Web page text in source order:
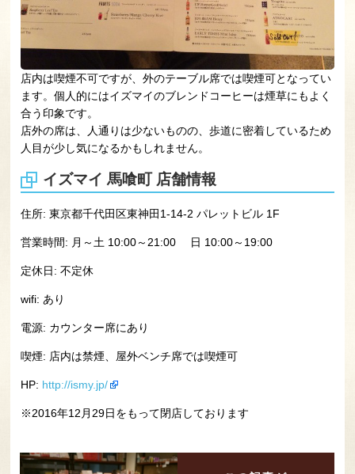
店内は喫煙不可ですが、外のテーブル席では喫煙可となってい
ます。個人的にはイズマイのブレンドコーヒーは煙草にもよく
合う印象です。
店外の席は、人通りは少ないものの、歩道に密着しているため
人目が少し気になるかもしれません。
イズマイ 馬喰町 店舗情報
住所: 東京都千代田区東神田1-14-2 パレットビル 1F
営業時間: 月～土 10:00～21:00 日 10:00～19:00
定休日: 不定休
wifi: あり
電源: カウンター席にあり
喫煙: 店内は禁煙、屋外ベンチ席では喫煙可
HP: http://ismy.jp/
※2016年12月29日をもって閉店しております